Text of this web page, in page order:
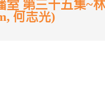
室 第三十五集~
何志光)